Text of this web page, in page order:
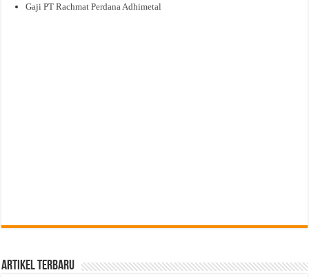
Gaji PT Rachmat Perdana Adhimetal
Artikel Terbaru